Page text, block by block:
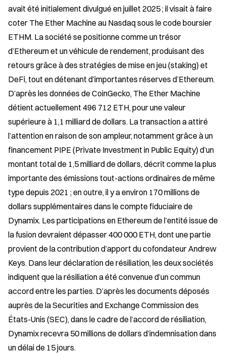
avait été initialement divulgué en juillet 2025 ; il visait à faire
coter The Ether Machine au Nasdaq sous le code boursier
ETHM. La société se positionne comme un trésor
d’Ethereum et un véhicule de rendement, produisant des
retours grâce à des stratégies de mise en jeu (staking) et
DeFi, tout en détenant d’importantes réserves d’Ethereum.
D’après les données de CoinGecko, The Ether Machine
détient actuellement 496 712 ETH, pour une valeur
supérieure à 1,1 milliard de dollars. La transaction a attiré
l’attention en raison de son ampleur, notamment grâce à un
financement PIPE (Private Investment in Public Equity) d’un
montant total de 1,5 milliard de dollars, décrit comme la plus
importante des émissions tout-actions ordinaires de même
type depuis 2021 ; en outre, il y a environ 170 millions de
dollars supplémentaires dans le compte fiduciaire de
Dynamix. Les participations en Ethereum de l’entité issue de
la fusion devraient dépasser 400 000 ETH, dont une partie
provient de la contribution d’apport du cofondateur Andrew
Keys. Dans leur déclaration de résiliation, les deux sociétés
indiquent que la résiliation a été convenue d’un commun
accord entre les parties. D’après les documents déposés
auprès de la Securities and Exchange Commission des
États-Unis (SEC), dans le cadre de l’accord de résiliation,
Dynamix recevra 50 millions de dollars d’indemnisation dans
un délai de 15 jours.